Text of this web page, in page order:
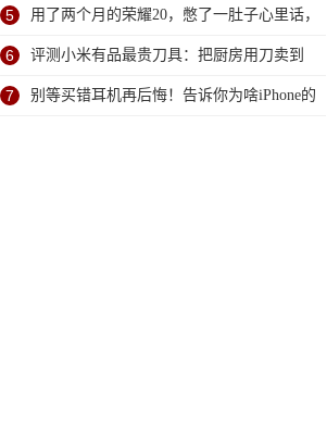
商务职业学校考察调研
5 用了两个月的荣耀20，憋了一肚子心里话，
今天终于一吐为快
6 评测小米有品最贵刀具：把厨房用刀卖到
999元的秘密
7 别等买错耳机再后悔！告诉你为啥iPhone的